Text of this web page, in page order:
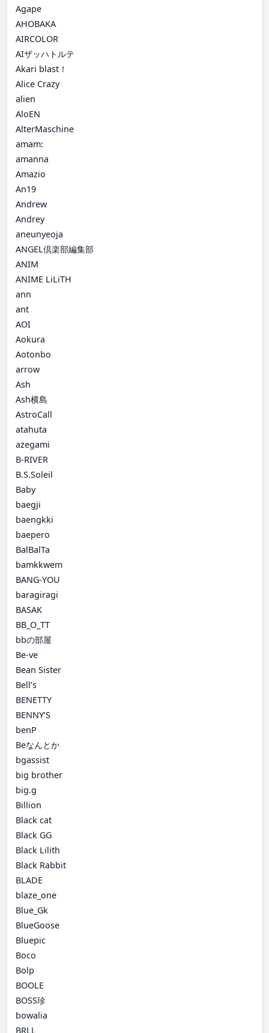
Agape
AHOBAKA
AIRCOLOR
AIザッハトルテ
Akari blast！
Alice Crazy
alien
AloEN
AlterMaschine
amam:
amanna
Amazio
An19
Andrew
Andrey
aneunyeoja
ANGEL倶楽部編集部
ANIM
ANIME LiLiTH
ann
ant
AOI
Aokura
Aotonbo
arrow
Ash
Ash横島
AstroCall
atahuta
azegami
B-RIVER
B.S.Soleil
Baby
baegji
baengkki
baepero
BalBalTa
bamkkwem
BANG-YOU
baragiragi
BASAK
BB_O_TT
bbの部屋
Be-ve
Bean Sister
Bell’s
BENETTY
BENNY’S
benP
Beなんとか
bgassist
big brother
big.g
Billion
Black cat
Black GG
Black Lilith
Black Rabbit
BLADE
blaze_one
Blue_Gk
BlueGoose
Bluepic
Boco
Bolp
BOOLE
BOSS珍
bowalia
BRLL